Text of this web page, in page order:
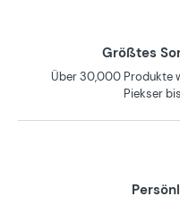
Größtes
Über 30,000 Produkte
Piekser